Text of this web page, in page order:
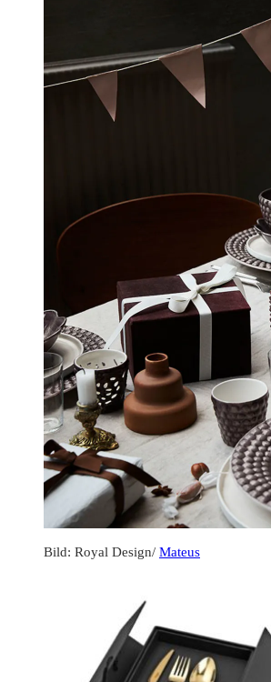
Bild: Royal Design/ Mateus